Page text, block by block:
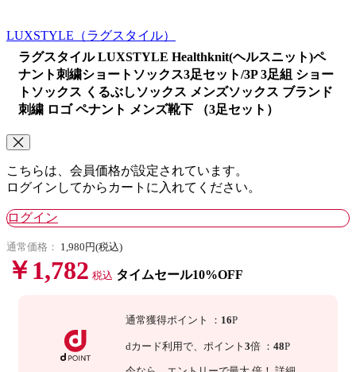
LUXSTYLE （ラグスタイル）
ラグスタイル LUXSTYLE Healthknit(ヘルスニット)ペ
ナント刺繍ショートソックス3足セット/3P 3足組 ショー
トソックス くるぶしソックス メンズソックス ブランド
刺繍 ロゴ ペナント メンズ靴下 （3足セット）
こちらは、会員価格が設定されています。
ログインしてからカートに入れてください。
ログイン
通常価格： 1,980円(税込)
￥1,782 税込 タイムセール10%OFF
通常獲得ポイント ： 16P
dカード利用で、 ポイント 3倍 ： 48P